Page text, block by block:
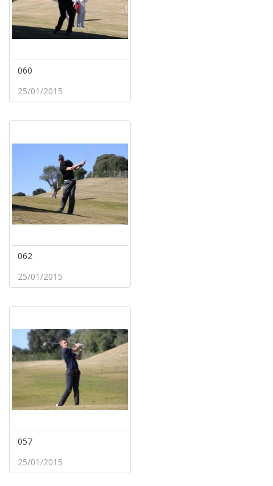
060
25/01/2015
062
25/01/2015
057
25/01/2015